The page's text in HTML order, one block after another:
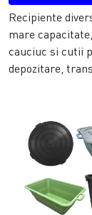
Recipiente
mare
cauciuc si cutii
depozitare,